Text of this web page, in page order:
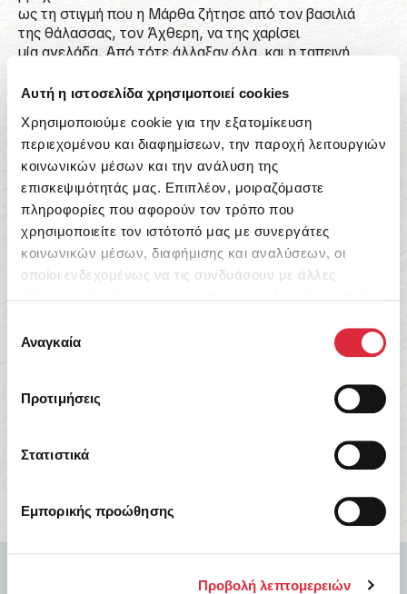
Αυτή η ιστοσελίδα χρησιμοποιεί cookies
Χρησιμοποιούμε cookie για την εξατομίκευση
περιεχομένου και διαφημίσεων, την παροχή λειτουργιών
κοινωνικών μέσων και την ανάλυση της
επισκεψιμότητάς μας. Επιπλέον, μοιραζόμαστε
πληροφορίες που αφορούν τον τρόπο που
χρησιμοποιείτε τον ιστότοπό μας με συνεργάτες
κοινωνικών μέσων, διαφήμισης και αναλύσεων, οι
οποίοι ενδεχομένως να τις συνδυάσουν με άλλες
των υπηρεσιών τους.
συγκατάθεσης
Αναγκαία
Προτιμήσεις
Στατιστικά
Εμπορικής προώθησης
Προβολή λεπτομερειών
ως τη στιγμή που η Μάρθα ζήτησε από τον βασιλιά
της θάλασσας, τον Άχθερη, να της χαρίσει
μία αγελάδα. Από τότε άλλαξαν όλα, και η ταπεινή
ζωή. Πού τελειώνουν όμως οι επιθυμίες της Μάρθας;
Η Ξένια Καλογεροπούλου επιλέγει ένα παραμύθι από τη
Φινλανδία
για την απληστία και την αξία της απλότητας και η Ρένια
Μεταλληνού το ζωντανεύει
με μια υπέροχη εικονογράφηση.
#Εικονογραφημένα παραμύθια #Παιδικά Βιβλία
Τα δώρα του βασιλιά της θάλασσας